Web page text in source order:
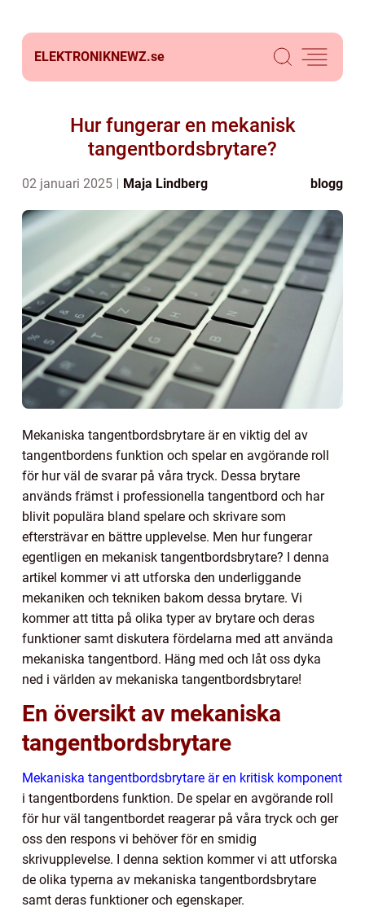
ELEKTRONIKNEWZ.se
Hur fungerar en mekanisk
tangentbordsbrytare?
02 januari 2025 Maja Lindberg blogg
Mekaniska tangentbordsbrytare är en viktig del av
tangentbordens funktion och spelar en avgörande roll
för hur väl de svarar på våra tryck. Dessa brytare
används främst i professionella tangentbord och har
blivit populära bland spelare och skrivare som
eftersträvar en bättre upplevelse. Men hur fungerar
egentligen en mekanisk tangentbordsbrytare? I denna
artikel kommer vi att utforska den underliggande
mekaniken och tekniken bakom dessa brytare. Vi
kommer att titta på olika typer av brytare och deras
funktioner samt diskutera fördelarna med att använda
mekaniska tangentbord. Häng med och låt oss dyka
ned i världen av mekaniska tangentbordsbrytare!
En översikt av mekaniska
tangentbordsbrytare
Mekaniska tangentbordsbrytare är en kritisk komponent
i tangentbordens funktion. De spelar en avgörande roll
för hur väl tangentbordet reagerar på våra tryck och ger
oss den respons vi behöver för en smidig
skrivupplevelse. I denna sektion kommer vi att utforska
de olika typerna av mekaniska tangentbordsbrytare
samt deras funktioner och egenskaper.